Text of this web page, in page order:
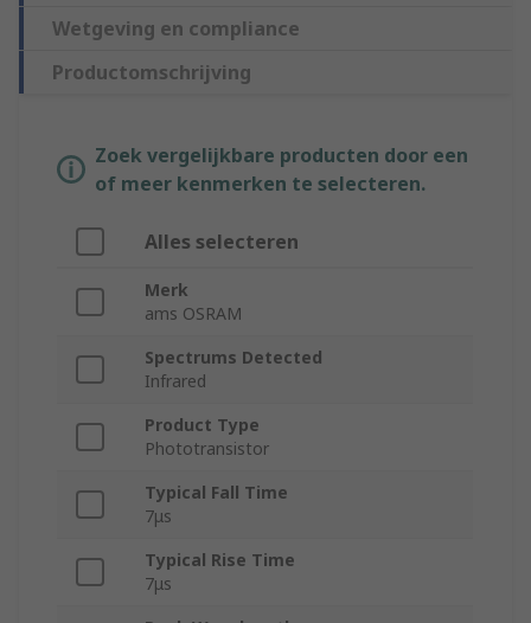
Wetgeving en compliance
Productomschrijving
Zoek vergelijkbare producten door een
of meer kenmerken te selecteren.
Alles selecteren
Merk
ams OSRAM
Spectrums Detected
Infrared
Product Type
Phototransistor
Typical Fall Time
7μs
Typical Rise Time
7μs